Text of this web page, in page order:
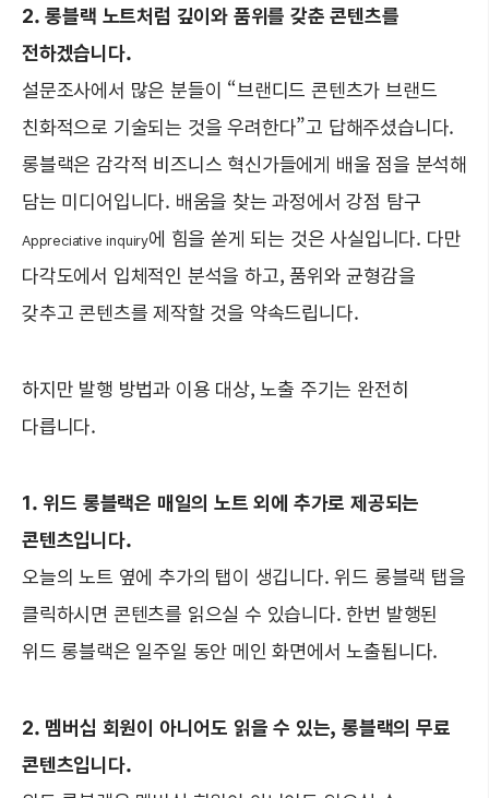
2. 롱블랙 노트처럼 깊이와 품위를 갖춘 콘텐츠를
전하겠습니다.
설문조사에서 많은 분들이 “브랜디드 콘텐츠가 브랜드
친화적으로 기술되는 것을 우려한다”고 답해주셨습니다.
롱블랙은 감각적 비즈니스 혁신가들에게 배울 점을 분석해
담는 미디어입니다. 배움을 찾는 과정에서 강점 탐구
Appreciative inquiry에 힘을 쏟게 되는 것은 사실입니다. 다만
다각도에서 입체적인 분석을 하고, 품위와 균형감을
갖추고 콘텐츠를 제작할 것을 약속드립니다.
하지만 발행 방법과 이용 대상, 노출 주기는 완전히
다릅니다.
1. 위드 롱블랙은 매일의 노트 외에 추가로 제공되는
콘텐츠입니다.
오늘의 노트 옆에 추가의 탭이 생깁니다. 위드 롱블랙 탭을
클릭하시면 콘텐츠를 읽으실 수 있습니다. 한번 발행된
위드 롱블랙은 일주일 동안 메인 화면에서 노출됩니다.
2. 멤버십 회원이 아니어도 읽을 수 있는, 롱블랙의 무료
콘텐츠입니다.